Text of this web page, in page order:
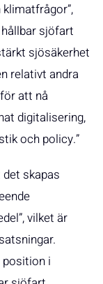
sjöfart
sjösäkerhet
relativt andra
att nå
digitalisering,
och policy.”
skapas
vilket är
position i